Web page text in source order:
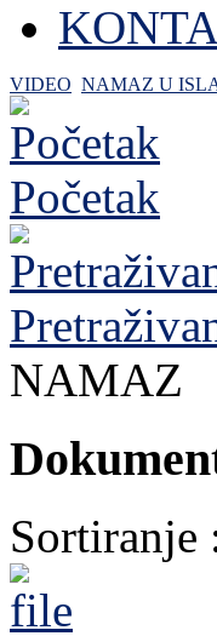
VIDEO NAMAZ U
Početak
NAMAZ
Sortiranje